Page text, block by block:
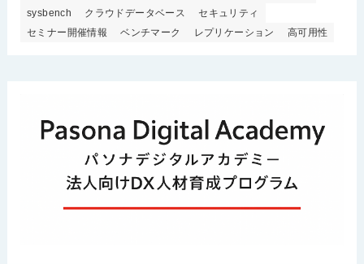
sysbench
クラウドデータベース
セキュリティ
セミナー開催情報
ベンチマーク レプリケーション 高可用性